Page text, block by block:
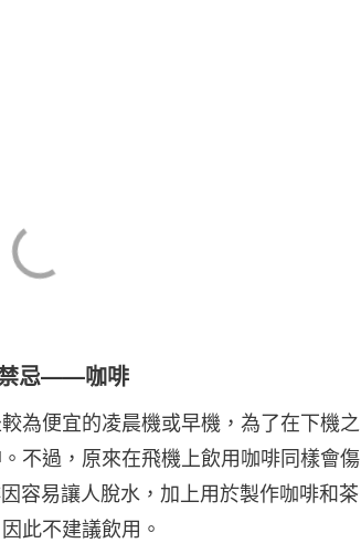
禁忌——咖啡
為便宜的凌晨機或早機，為了在下機之
不過，原來在飛機上飲用咖啡同樣會傷
容易讓人脫水，加上用於製作咖啡和茶
此不建議飲用。